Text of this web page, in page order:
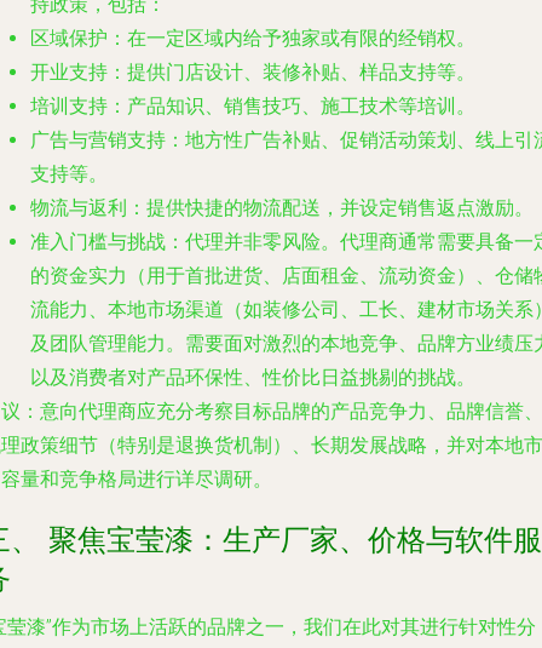
区域保护 ：在一定区域内给予独家或有限的经销权。
开业支持 ：提供门店设计、装修补贴、样品支持等。
培训支持 ：产品知识、销售技巧、施工技术等培训。
广告与营销支持 ：地方性广告补贴、促销活动策划、线上引
支持等。
物流与返利 ：提供快捷的物流配送，并设定销售返点激励。
准入门槛与挑战 ：代理并非零风险。代理商通常需要具备一
的资金实力（用于首批进货、店面租金、流动资金）、仓储
流能力、本地市场渠道（如装修公司、工长、建材市场关系
及团队管理能力。需要面对激烈的本地竞争、品牌方业绩压
以及消费者对产品环保性、性价比日益挑剔的挑战。
：意向代理商应充分考察目标品牌的产品竞争力、品牌信誉、
政策细节（特别是退换货机制）、长期发展战略，并对本地市
量和竞争格局进行详尽调研。
、 聚焦宝莹漆：生产厂家、价格与软件服
莹漆”作为市场上活跃的品牌之一，我们在此对其进行针对性分